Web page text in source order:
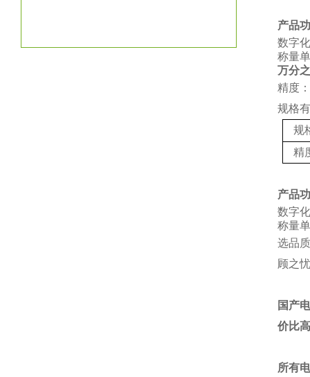
产品
数字
称量
万分
精度
规格
规
精
产品
数字
称量
选品
顾之
国产
价比
所有